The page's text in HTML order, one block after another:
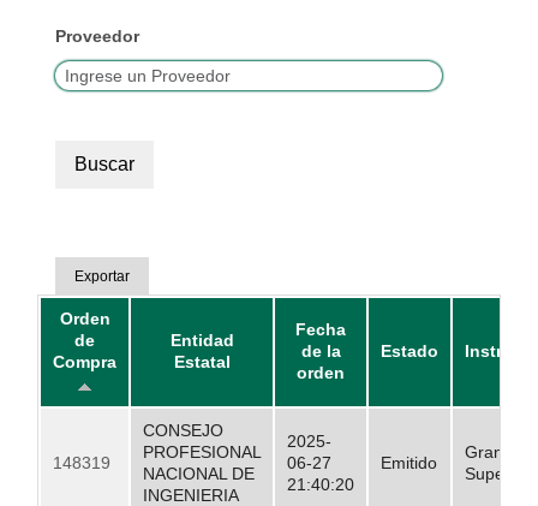
Proveedor
Exportar
Orden
de
Compra
Entidad
Estatal
Fecha
de la
orden
Estado
148319
CONSEJO
PROFESIONAL
NACIONAL DE
INGENIERIA
2025-
06-27
21:40:20
Emitido
Grandes